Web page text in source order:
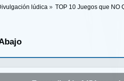
Divulgación lúdica » TOP 10 Juegos que NO